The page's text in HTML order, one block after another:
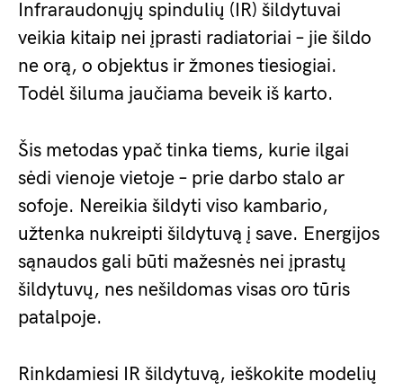
Infraraudonųjų spindulių (IR) šildytuvai
veikia kitaip nei įprasti radiatoriai – jie šildo
ne orą, o objektus ir žmones tiesiogiai.
Todėl šiluma jaučiama beveik iš karto.
Šis metodas ypač tinka tiems, kurie ilgai
sėdi vienoje vietoje – prie darbo stalo ar
sofoje. Nereikia šildyti viso kambario,
užtenka nukreipti šildytuvą į save. Energijos
sąnaudos gali būti mažesnės nei įprastų
šildytuvų, nes nešildomas visas oro tūris
patalpoje.
Rinkdamiesi IR šildytuvą, ieškokite modelių